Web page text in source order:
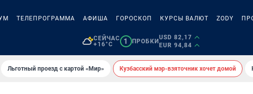
ТЕЛЕПРОГРАММА АФИША ГОРОСКОП КУРСЫ ВАЛЮТ ZODY
СЕЙЧАС
+16°C
1 ПРОБКИ
USD 82,17
EUR 94,84
Льготный проезд с картой «Мир» Кузбасский мэр-взяточник хочет домой